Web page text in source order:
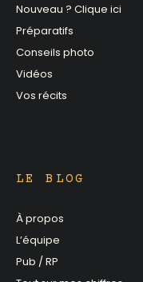
Nouveau ? Clique ici
Préparatifs
Conseils photo
Vidéos
Vos récits
LE BLOG
À propos
L’équipe
Pub / RP